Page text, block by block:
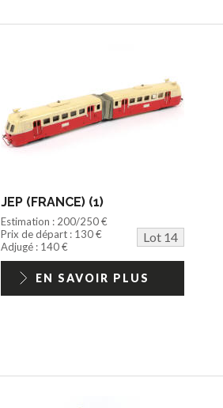
JEP (FRANCE) (1)
Estimation : 200/250 €
Prix de départ : 130 €
Lot 14
Adjugé : 140 €
EN SAVOIR PLUS